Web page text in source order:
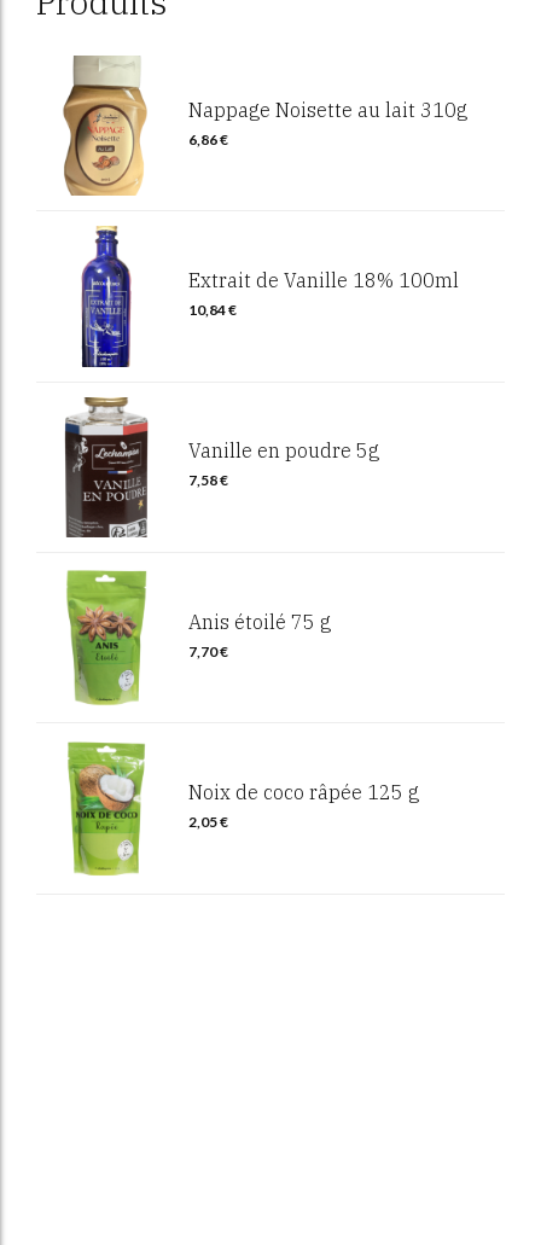
Nappage Noisette au lait 310g
6,86€
Extrait de Vanille 18% 100ml
10,84€
Vanille en poudre 5g
7,58€
Anis étoilé 75 g
7,70€
Noix de coco râpée 125 g
2,05€